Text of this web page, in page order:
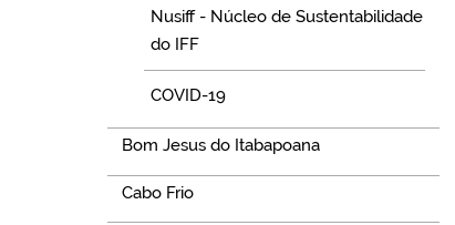
Nusiff - Núcleo de Sustentabilidade
do IFF
COVID-19
Bom Jesus do Itabapoana
Cabo Frio